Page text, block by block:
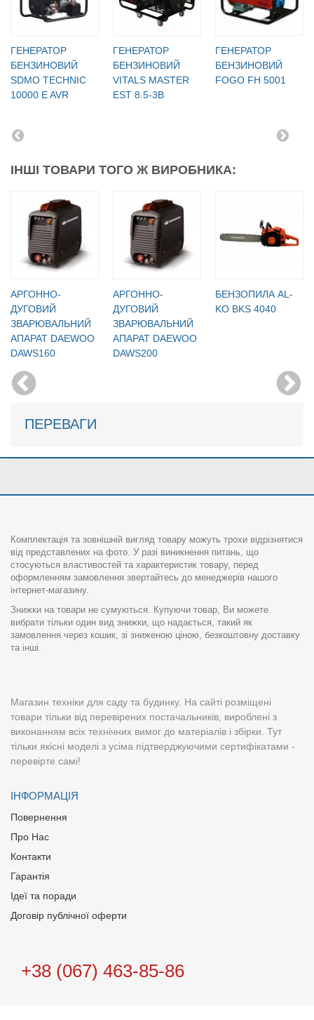
ГЕНЕРАТОР
БЕНЗИНОВИЙ
SDMO TECHNIC
10000 E AVR
ГЕНЕРАТОР
БЕНЗИНОВИЙ
VITALS MASTER
EST 8.5-3B
ГЕНЕРАТОР
БЕНЗИНОВИЙ
FOGO FH 5001
ІНШІ ТОВАРИ ТОГО Ж ВИРОБНИКА:
АРГОННО-
ДУГОВИЙ
ЗВАРЮВАЛЬНИЙ
АПАРАТ DAEWOO
DAWS160
АРГОННО-
ДУГОВИЙ
ЗВАРЮВАЛЬНИЙ
АПАРАТ DAEWOO
DAWS200
БЕНЗОПИЛА AL-
KO BKS 4040
ПЕРЕВАГИ
Комплектація та зовнішній вигляд товару можуть трохи відрізнятися
від представлених на фото. У разі виникнення питань, що
стосуються властивостей та характеристик товару, перед
оформленням замовлення звертайтесь до менеджерів нашого
інтернет-магазину.
Знижки на товари не сумуються. Купуючи товар, Ви можете
вибрати тільки один вид знижки, що надається, такий як
замовлення через кошик, зі зниженою ціною, безкоштовну доставку
та інші.
Магазин техніки для саду та будинку. На сайті розміщені
товари тільки від перевірених постачальників, вироблені з
виконанням всіх технічних вимог до матеріалів і збірки. Тут
тільки якісні моделі з усіма підтверджуючими сертифікатами -
перевірте самі!
ІНФОРМАЦІЯ
Повернення
Про Нас
Контакти
Гарантія
Ідеї та поради
Договір публічної оферти
+38 (067) 463-85-86